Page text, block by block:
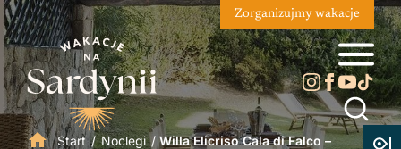
Zorganizujmy wakacje
Start/Noclegi/ Willa Elicriso Cala di Falco –